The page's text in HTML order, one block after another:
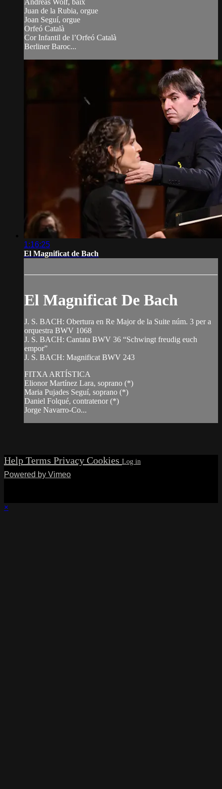
Andreas Wolf, baix
Juan de la Rubia, orgue
Joan Seguí, orgue
Orfeó Català
Cor Infantil de l’Orfeó Català
Berliner Baroc...
1:16:25
El Magnificat de Bach
El Magnificat De Bach
J. S. BACH: Obertura en Re Major de la Suite núm. 3 per a
orquestra BWV 1068
J. S. BACH: Cantata BWV 36 “Schwingt freudig euch
empor”
J. S. BACH: Magnificat BWV 243
FITXA ARTÍSTICA
Elionor Martínez Lara, soprano (*)
Maria Pujades Seguí, soprano (*)
Daniel Folqué, contratenor (*)
Jorge Navarro-Co...
Help Terms Privacy Cookies
Powered by Vimeo
×